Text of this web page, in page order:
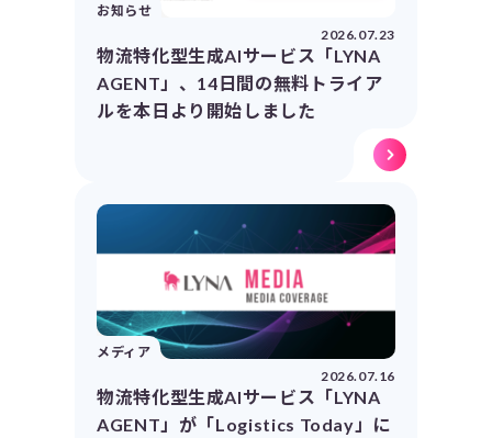
お知らせ
2026.07.23
物流特化型生成AIサービス「LYNA
AGENT」、14日間の無料トライア
ルを本日より開始しました
メディア
2026.07.16
物流特化型生成AIサービス「LYNA
AGENT」が「Logistics Today」に